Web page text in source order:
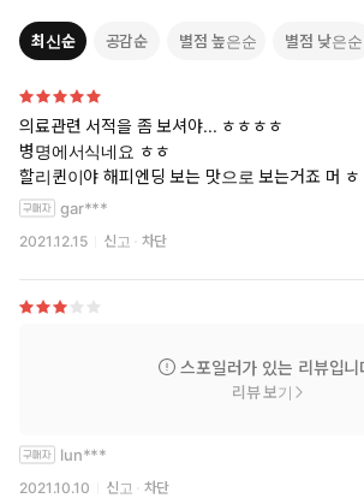
최신순 공감순 별점 높은순 별점 낮은순
의료관련 서적을 좀 보셔야... ㅎㅎㅎㅎ
병명에서식네요 ㅎㅎ
할리퀸이야 해피엔딩 보는 맛으로 보는거죠 머 ㅎ
gar***
2021.12.15 신고 차단
스포일러가 있는 리뷰입니
리뷰 보기
lun***
2021.10.10 신고 차단